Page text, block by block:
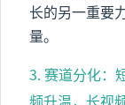
长的另一重要
量。
3. 赛道分化：
频升温，长视